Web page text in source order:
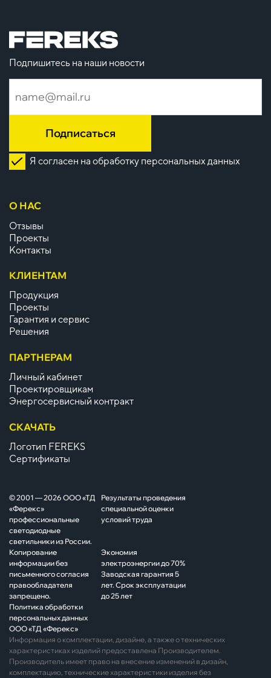
Подпишитесь на наши новости
Подписаться
Я согласен на обработку персональных данных
О НАС
Отзывы
Проекты
Контакты
КЛИЕНТАМ
Продукция
Проекты
Гарантия и сервис
Решения
ПАРТНЕРАМ
Личный кабинет
Проектировщикам
Энергосервисный контракт
СКАЧАТЬ
Логотип FEREKS
Сертификаты
© 2001 — 2026 ООО «ТД
«Ферекс»
профессиональные
светодиодные
светильники из России.
Результаты проведения
специальной оценки
условий труда
Копирование
информации без
письменного согласия
правообладателя
запрещено.
Экономия
электроэнергии до 70%
Заводская гарантия 5
лет. Срок эксплуатации
до 25 лет
Политика обработки
персональных данных
ООО «ТД «Ферекс»
Информация о комплектации, дизайне, а также о технических
характеристиках изделий предоставлена Производителем.
Производитель имеет право на внесение изменений в дизайн,
комплектацию, технические характеристики изделия без